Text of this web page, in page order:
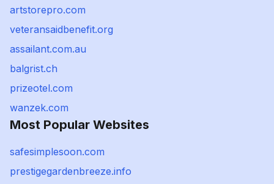
artstorepro.com
veteransaidbenefit.org
assailant.com.au
balgrist.ch
prizeotel.com
wanzek.com
Most Popular Websites
safesimplesoon.com
prestigegardenbreeze.info